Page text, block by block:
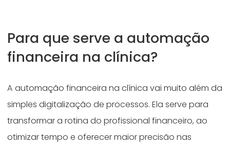
Para que serve a automação
financeira na clínica?
A automação financeira na clínica vai muito além da
simples digitalização de processos. Ela serve para
transformar a rotina do profissional financeiro, ao
otimizar tempo e oferecer maior precisão nas